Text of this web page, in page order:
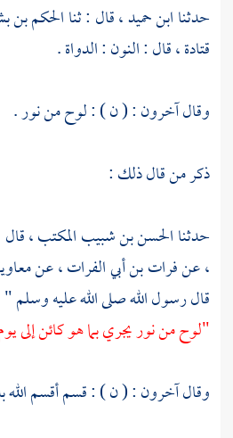
حدثناابن حميد ،قال : ثناالحكم بن
قتادة ،قال : النون : الدواة .
وقال آخرون : ( ن ) : لوح من نور .
ذكر من قال ذلك :
حدثناالحسن بن شبيب المكتب ،
،عنفرات بن أبي الفرات ،عن
قال رسول الله صلى الله عليه وسلم "
"لوح من نور يجري بما هو كائن إلى
وقال آخرون : ( ن ) : قسم أقسم الله